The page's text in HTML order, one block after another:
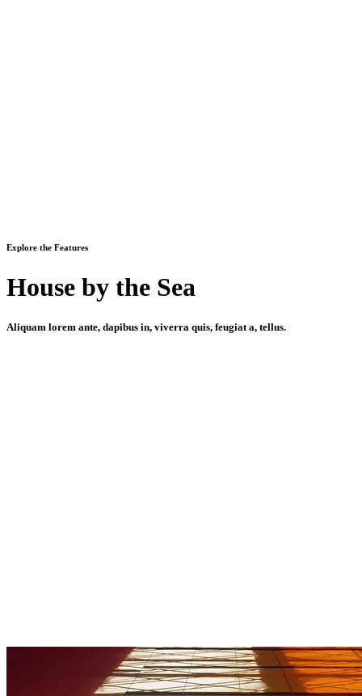
Explore the Features
House by the Sea
Aliquam lorem ante, dapibus in, viverra quis, feugiat a, tellus.